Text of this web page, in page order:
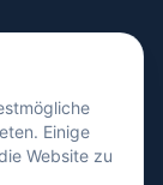
Einige
Website zu